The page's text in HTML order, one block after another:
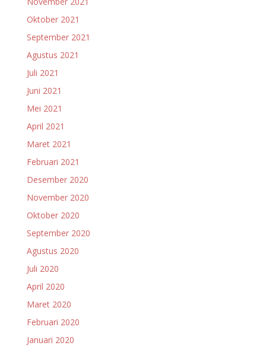
Oktober 2021
September 2021
Agustus 2021
Juli 2021
Juni 2021
Mei 2021
April 2021
Maret 2021
Februari 2021
Desember 2020
November 2020
Oktober 2020
September 2020
Agustus 2020
Juli 2020
April 2020
Maret 2020
Februari 2020
Januari 2020